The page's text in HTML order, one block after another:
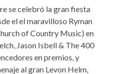
se celebró la gran fiesta
el el maravilloso Ryman
of Country Music) en
Jason Isbell & The 400
en premios, y
al gran Levon Helm,